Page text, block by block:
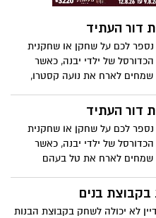
דור העתיד
לכם על שחקן או שחקנית
של ילדי יבנה, כאשר
שמחים לארח את נועה קסטרו,
ועל מהות הכדורסל בחייה
דור העתיד
לכם על שחקן או שחקנית
של ילדי יבנה, כאשר
שמחים לארח את טל בעהם
ומה היא עושה בשביל להגיע
בקבוצת בנים
לא יכולה לשחק בקבוצת הבנות